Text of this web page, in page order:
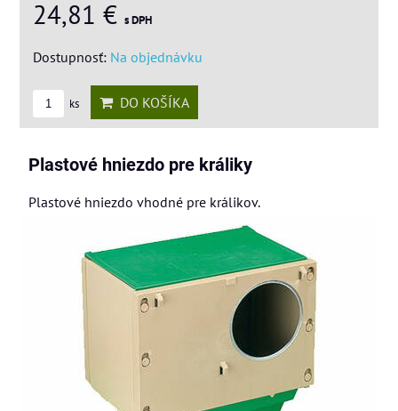
24,81 € s DPH
Dostupnosť: Na objednávku
ks DO KOŠÍKA
Plastové hniezdo pre králiky
Plastové hniezdo vhodné pre králikov.